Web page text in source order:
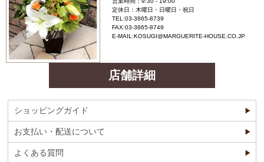
定休日：木曜日・日曜日・祝日
TEL:03-3865-8739
FAX:03-3865-8749
E-MAIL:KOSUGI@MARGUERITE-HOUSE.CO.JP
店舗詳細
ショッピングガイド
お支払い・配送について
よくある質問